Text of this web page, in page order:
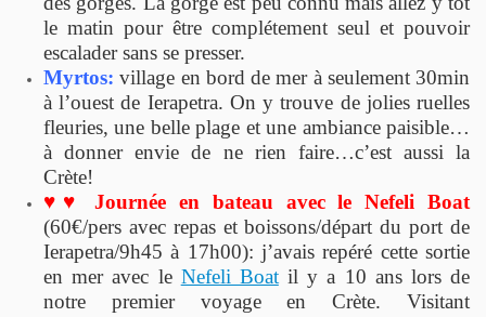
le matin pour être complétement seul et pouvoir
escalader sans se presser.
Myrtos:village en bord de mer à seulement 30min
à l’ouest de Ierapetra. On y trouve de jolies ruelles
fleuries, une belle plage et une ambiance paisible…
à donner envie de ne rien faire…c’est aussi la
Crète!
♥♥ Journée en bateau avec le Nefeli Boat
(60€/pers avec repas et boissons/départ du port de
Ierapetra/9h45 à 17h00): j’avais repéré cette sortie
en mer avec le Nefeli Boatil y a 10 ans lors de
notre premier voyage en Crète. Visitant